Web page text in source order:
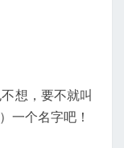
想，要不就叫
一个名字吧！